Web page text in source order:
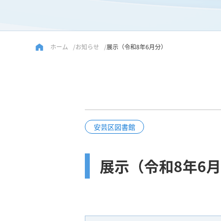
ホーム お知らせ 展示（令和8年6月分）
安芸区図書館
展示（令和8年6